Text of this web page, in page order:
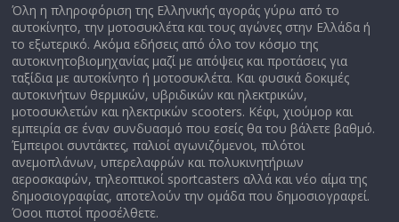
Όλη η πληροφόριση της Ελληνικής αγοράς γύρω από το
αυτοκίνητο, την μοτοσυκλέτα και τους αγώνες στην Ελλάδα ή
το εξωτερικό. Ακόμα εδήσεις από όλο τον κόσμο της
αυτοκινητοβιομηχανίας μαζί με απόψεις και προτάσεις για
ταξίδια με αυτοκίνητο ή μοτοσυκλέτα. Και φυσικά δοκιμές
αυτοκινήτων θερμικών, υβριδικών και ηλεκτρικών,
μοτοσυκλετών και ηλεκτρικών scooters. Κέφι, χιούμορ και
εμπειρία σε έναν συνδυασμό που εσείς θα του βάλετε βαθμό.
Έμπειροι συντάκτες, παλιοί αγωνιζόμενοι, πιλότοι
ανεμοπλάνων, υπερελαφρών και πολυκινητήριων
αεροσκαφών, τηλεοπτικοί sportcasters αλλά και νέο αίμα της
δημοσιογραφίας, αποτελούν την ομάδα που δημοσιογραφεί.
Όσοι πιστοί προσέλθετε.